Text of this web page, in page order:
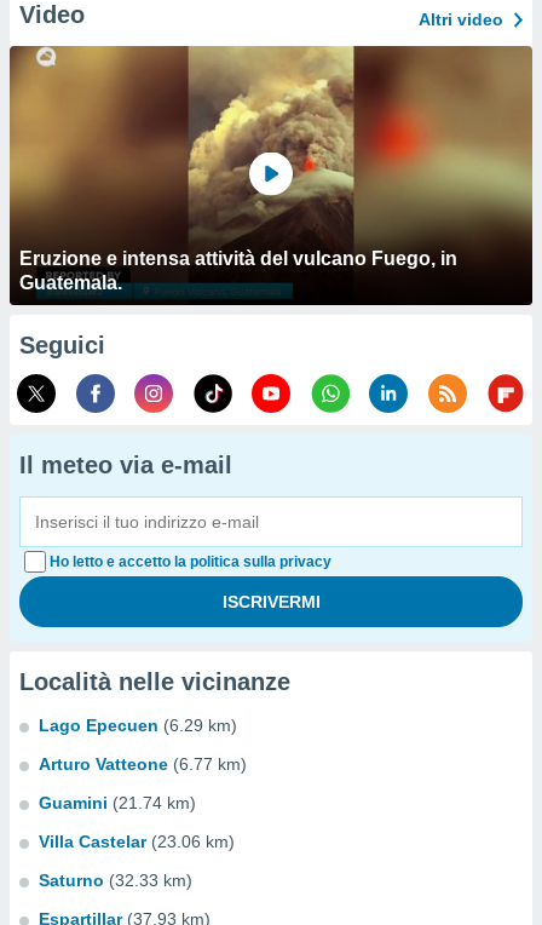
Video Altri video
Eruzione e intensa attività del vulcano Fuego, in
Guatemala.
Seguici
Il meteo via e-mail
Ho letto e accetto la politica sulla privacy
Località nelle vicinanze
Lago Epecuen (6.29 km)
Arturo Vatteone (6.77 km)
Guamini (21.74 km)
Villa Castelar (23.06 km)
Saturno (32.33 km)
Espartillar (37.93 km)